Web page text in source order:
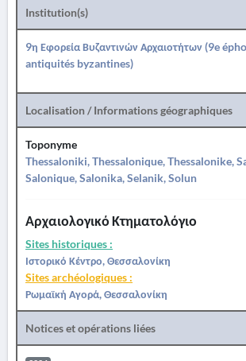
Institution(s)
9η Εφορεία Βυζαντινών Αρχαιοτήτων (9e
antiquités byzantines)
Localisation / Informations géographiques
Toponyme
Thessaloniki, Thessalonique, Thessalonike,
Salonique, Salonika, Selanik, Solun
Αρχαιολογικό Κτηματολόγιο
Sites historiques :
Ιστορικό Κέντρο, Θεσσαλονίκη
Sites archéologiques :
Ρωμαϊκή Αγορά, Θεσσαλονίκη
Notices et opérations liées